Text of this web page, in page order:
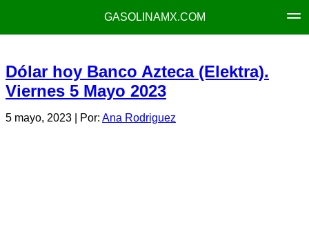
GASOLINAMX.COM
Dólar hoy Banco Azteca (Elektra).
Viernes 5 Mayo 2023
5 mayo, 2023 | Por: Ana Rodriguez